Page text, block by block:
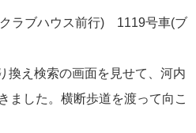
ラブハウス前行) 1119号車(ブ
え検索の画面を見せて、河内
ました。横断歩道を渡って向こ